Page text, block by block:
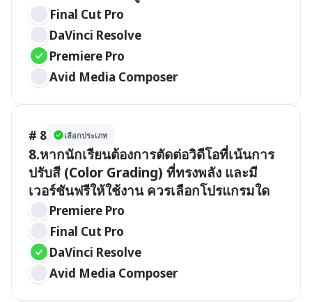
Final Cut Pro
DaVinci Resolve
Premiere Pro
Avid Media Composer
# 8 เลือกประเภท
8.หากนักเรียนต้องการตัดต่อวิดีโอที่เน้นการ
ปรับสี (Color Grading) ที่ทรงพลัง และมี
เวอร์ชันฟรีให้ใช้งาน ควรเลือกโปรแกรมใด
Premiere Pro
Final Cut Pro
DaVinci Resolve
Avid Media Composer